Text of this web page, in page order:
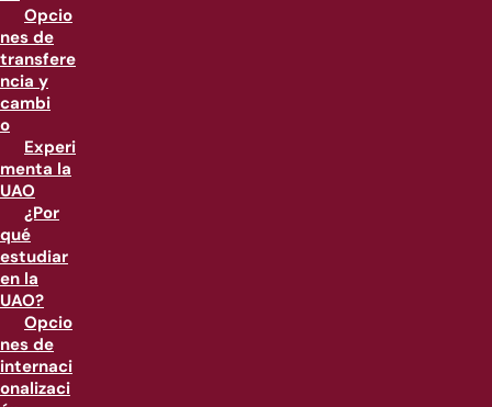
Opcio
nes de
transfere
ncia y
cambi
o
Experi
menta la
UAO
¿Por
qué
estudiar
en la
UAO?
Opcio
nes de
internaci
onalizaci